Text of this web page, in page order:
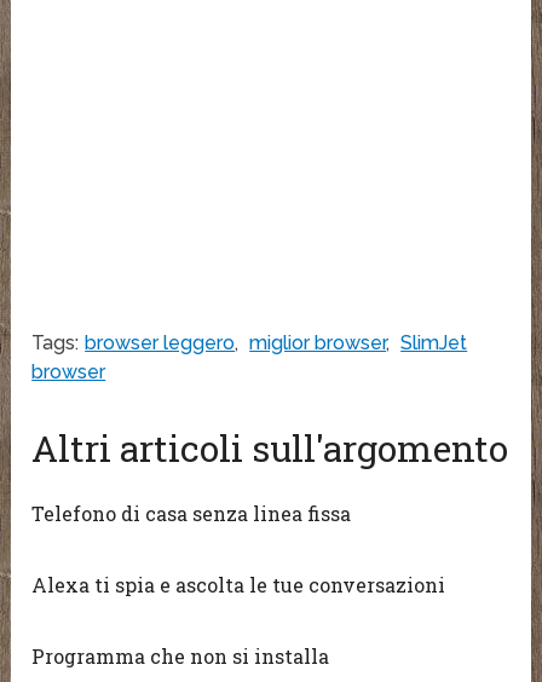
Tags: browser leggero, miglior browser, SlimJet
browser
Altri articoli sull'argomento
Telefono di casa senza linea fissa
Alexa ti spia e ascolta le tue conversazioni
Programma che non si installa